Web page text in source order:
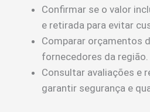
Confirmar se o valor
e retirada para evitar
Comparar orçamentos
fornecedores da região.
Consultar avaliações e
garantir segurança e